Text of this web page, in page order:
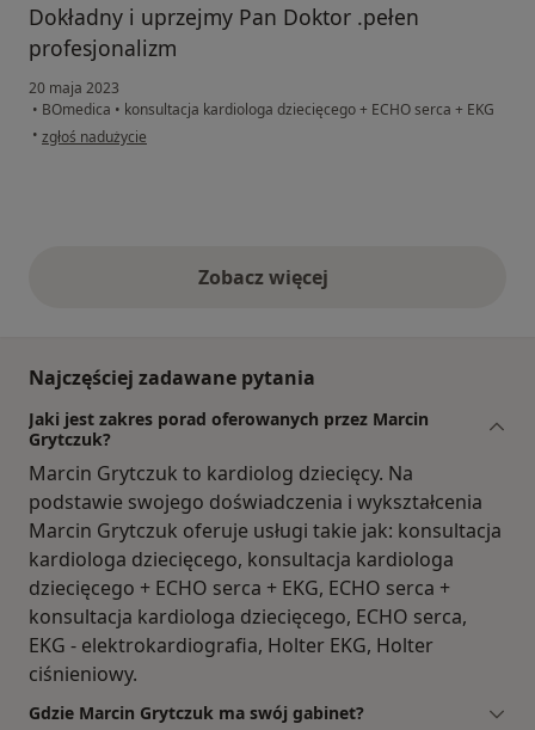
Dokładny i uprzejmy Pan Doktor .pełen
profesjonalizm
20 maja 2023
• BOmedica • konsultacja kardiologa dziecięcego + ECHO serca + EKG
• w opinii użytkownika Katarzyna
zgłoś nadużycie
Zobacz więcejopinie powyżej
Najczęściej zadawane pytania
Jaki jest zakres porad oferowanych przez Marcin
Grytczuk?
Marcin Grytczuk to kardiolog dziecięcy. Na
podstawie swojego doświadczenia i wykształcenia
Marcin Grytczuk oferuje usługi takie jak: konsultacja
kardiologa dziecięcego, konsultacja kardiologa
dziecięcego + ECHO serca + EKG, ECHO serca +
konsultacja kardiologa dziecięcego, ECHO serca,
EKG - elektrokardiografia, Holter EKG, Holter
ciśnieniowy.
Gdzie Marcin Grytczuk ma swój gabinet?